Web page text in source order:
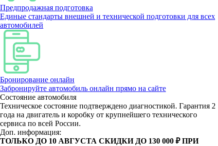
Предпродажная подготовка
Единые стандарты внешней и технической подготовки для всех
автомобилей
Бронирование онлайн
Забронируйте автомобиль онлайн прямо на сайте
Состояние автомобиля
Техническое состояние подтверждено диагностикой. Гарантия 2
года на двигатель и коробку от крупнейшего технического
сервиса по всей России.
Доп. информация:
ТОЛЬКО ДО 10 АВГУСТА СКИДКИ ДО 130 000 ₽ ПРИ